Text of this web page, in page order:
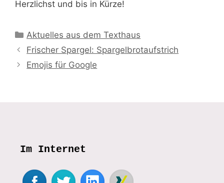
Herzlichst und bis in Kürze!
Kategorien
Aktuelles aus dem Texthaus
Frischer Spargel: Spargelbrotaufstrich
Emojis für Google
Im Internet